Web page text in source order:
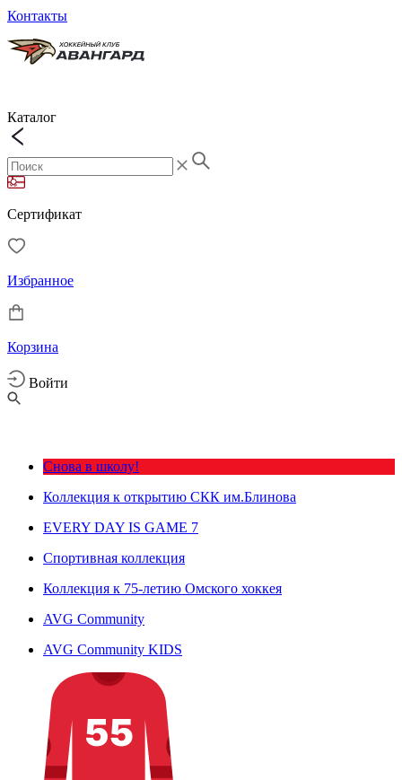
Контакты
Каталог
Сертификат
Избранное
Корзина
Войти
Снова в школу!
Коллекция к открытию СКК им.Блинова
EVERY DAY IS GAME 7
Спортивная коллекция
Коллекция к 75-летию Омского хоккея
AVG Community
AVG Community KIDS